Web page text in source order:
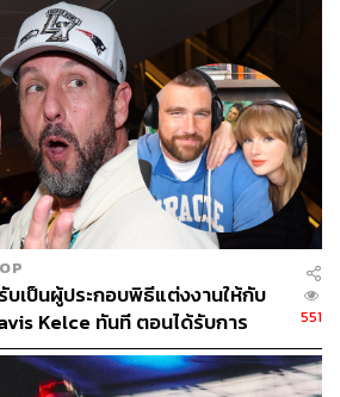
เป็นผู้ประกอบพิธีแต่งงานให้กับ
Kelce ทันที ตอนได้รับการ
551